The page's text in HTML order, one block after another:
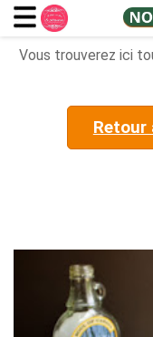
Vous trouverez ici
Retour